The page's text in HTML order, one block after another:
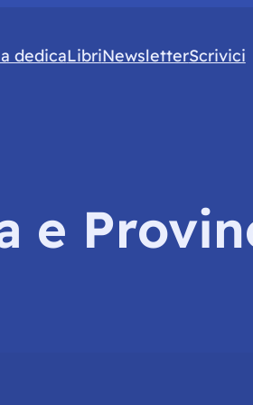
dedicaLibriNewsletterScrivici
e